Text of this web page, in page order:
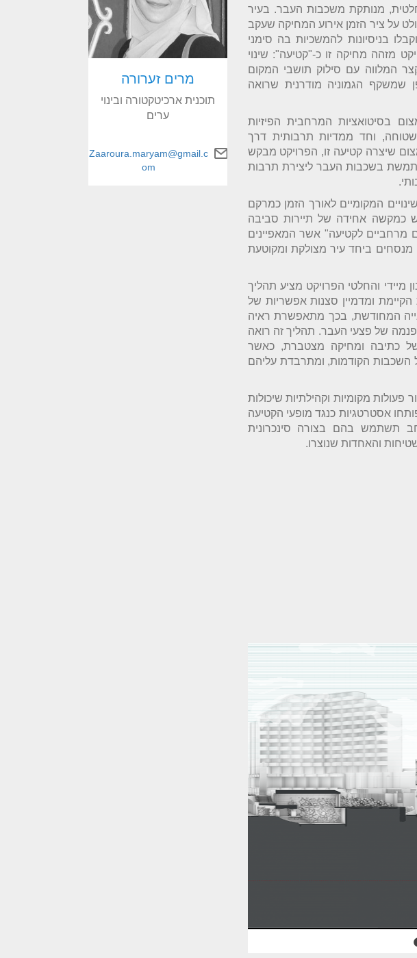
מנותקת משכבות העבר. בעיר
על ציר הזמן אירוע המחיקה שעקב
שהוקבלו בניסיונות להמשכיות בה סימני
מזהה מחיקה זו כ-"קטיעה": שינוי
המלווה עם סילוק תושבי המקום
שמשקף הגמוניה מודרנית שרואה
בסיטואציות המרחבית הפיזיות
וחד ממדיות תרבותית דרך
שיצרה קטיעה זו, הפרויקט מבקש
בשכבות העבר ליצירת תרבות
המקומיים לאורך הזמן כמרקם
כמקשה אחידה של תיירות סביבה
מרחביים לקטיעה" אשר המאפיינים
ביחד עיר מצולקת ומקוטעת
והחלטי הפרויקט מציע תהליך
ומדמיין סצנות אפשריות של
המחודשת, בכך מתאפשרת ראיה
של פצעי העבר. תהליך זה רואה
כתיבה ומחיקה מצטברת, כאשר
הקודמות, ומתרבדת עליהם
פעולות מקומיות וקהילתיות שיכולות
אסטרטגיות כנגד מופעי הקטיעה
תשתמש בהם בצורה סינכרונית
והאחדות שנוצרו.
מרים זערורה
תוכנית ארכיטקטורה ובינוי
ערים
Zaaroura.maryam@gmail.c
om